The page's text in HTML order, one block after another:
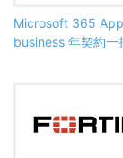
Microsoft 365
business 年契約一